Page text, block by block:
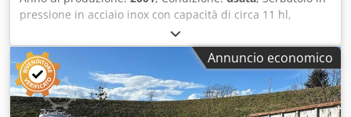
pressione in acciaio inox con capacità di circa 11 hl,
raffreddato tramite doppia camicia sulla fascia e saldato
ermeticamente con isolamento fisso. Vendita singola
possibile. Macchina (extra): Batteria di serbatoi in
pressione (raffreddabile, isolato, rivestito) Capacità lorda:
1122 l Sovrappressione di esercizio consentita: 3 bar
Temperatura di esercizio consentita: 20 °C Cedpfxjw Td Epj
Annuncio economico